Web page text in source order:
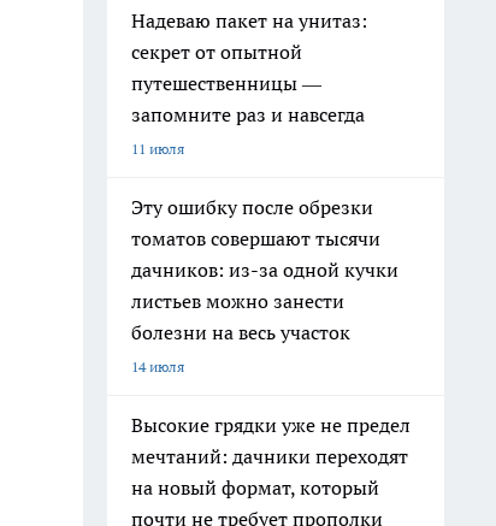
Надеваю пакет на унитаз:
секрет от опытной
путешественницы —
запомните раз и навсегда
11 июля
Эту ошибку после обрезки
томатов совершают тысячи
дачников: из-за одной кучки
листьев можно занести
болезни на весь участок
14 июля
Высокие грядки уже не предел
мечтаний: дачники переходят
на новый формат, который
почти не требует прополки